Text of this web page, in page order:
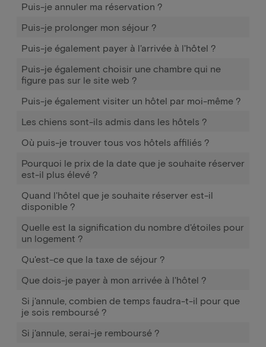
Puis-je annuler ma réservation ?
Puis-je prolonger mon séjour ?
Puis-je également payer à l'arrivée à l'hôtel ?
Puis-je également choisir une chambre qui ne
figure pas sur le site web ?
Puis-je également visiter un hôtel par moi-même ?
Les chiens sont-ils admis dans les hôtels ?
Où puis-je trouver tous vos hôtels affiliés ?
Pourquoi le prix de la date que je souhaite réserver
est-il plus élevé ?
Quand l'hôtel que je souhaite réserver est-il
disponible ?
Quelle est la signification du nombre d'étoiles pour
un logement ?
Qu'est-ce que la taxe de séjour ?
Que dois-je payer à mon arrivée à l'hôtel ?
Si j'annule, combien de temps faudra-t-il pour que
je sois remboursé ?
Si j'annule, serai-je remboursé ?